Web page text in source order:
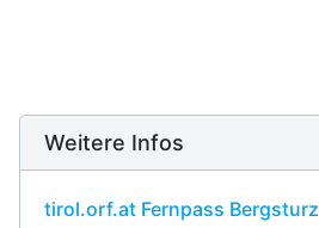
Weitere Infos
tirol.orf.at Fernpass Bergsturz